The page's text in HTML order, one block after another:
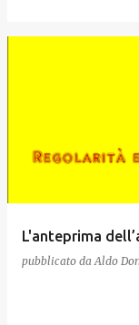
L'anteprima
pubblicato da Aldo